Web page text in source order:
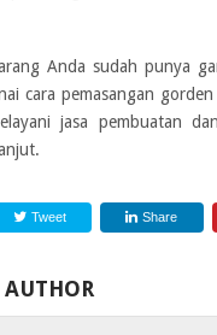
Anda sudah punya
cara pemasangan
jasa pembuatan
Tweet Share